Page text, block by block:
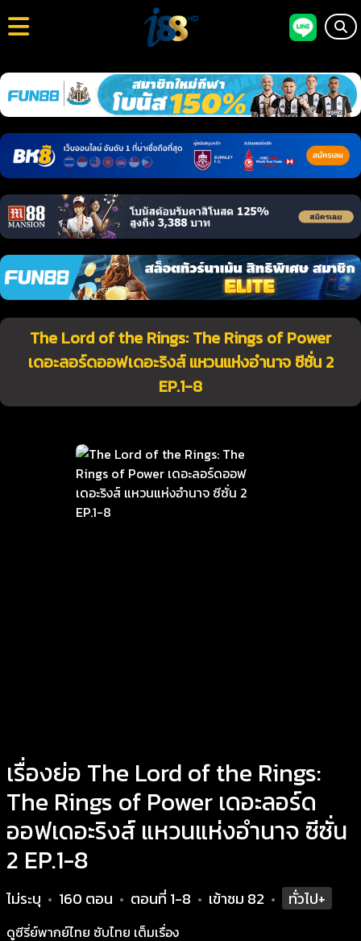
The Lord of the Rings: The Rings of Power
เดอะลอร์ดออฟเดอะริงส์ แหวนแห่งอำนาจ ซีซั่น 2
EP.1-8
เรื่องย่อ The Lord of the Rings:
The Rings of Power เดอะลอร์ด
ออฟเดอะริงส์ แหวนแห่งอำนาจ ซีซั่น
2 EP.1-8
ไม่ระบุ • 160 ตอน • ตอนที่ 1-8 • เข้าชม 82 • ทั่วไป+
ดูซีรี่ย์พากย์ไทย ซับไทย เต็มเรื่อง